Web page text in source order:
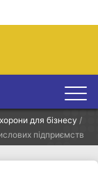
для бізнесу /
підприємств